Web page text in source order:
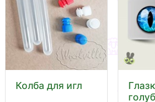
Колба для игл